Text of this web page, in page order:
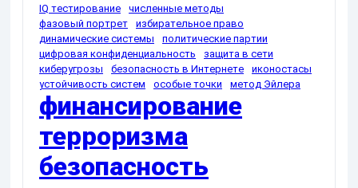
IQ тестирование
численные методы
фазовый портрет
избирательное право
динамические системы
политические партии
цифровая конфиденциальность
защита в сети
киберугрозы
безопасность в Интернете
иконостасы
устойчивость систем
особые точки метод Эйлера
финансирование
терроризма
безопасность